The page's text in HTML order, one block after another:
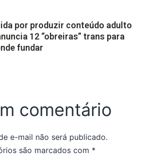
por produzir conteúdo adulto
12 “obreiras” trans para
fundar
comentário
e-mail não será publicado.
são marcados com *